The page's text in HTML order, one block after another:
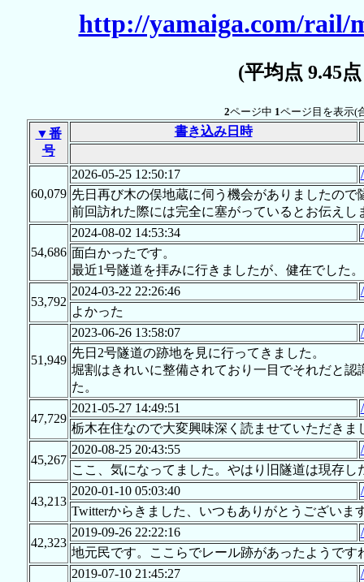
http://yamaiga.com/rail/
(平均点 9.45
2ページ中 1ページ目を表示(
▼番
号
書き込み日時
60,079
2026-05-25 12:50:17
先日再び木の俣地蔵に伺う機会がありましたの
前回訪れた際には完全に塞がっているとお伝え
54,686
2024-08-02 14:53:34
面白かったです。
最近1号隧道を拝みに行きましたが、健在でした。
53,792
2024-03-22 22:26:46
よかった
51,949
2023-06-26 13:58:07
先日2号隧道の跡地を見に行ってきました。
堀割はきれいに整備されており一目でそれだと
た。
47,729
2021-05-27 14:49:51
栃木在住なので大変興味深く読ませていただきま
45,267
2020-08-25 20:43:55
ここ、気になってました。やはり旧隧道は現存
43,213
2020-01-10 05:03:40
Twitterからきました、いつもありがとうございま
42,323
2019-09-26 22:22:16
地元民です。ここらでレール跡があったようです
2019-07-10 21:45:27